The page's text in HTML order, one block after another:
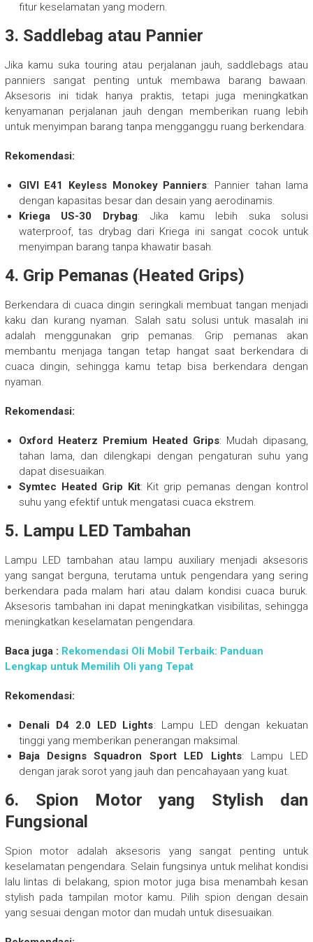
fitur keselamatan yang modern.
3. Saddlebag atau Pannier
Jika kamu suka touring atau perjalanan jauh, saddlebags atau
panniers sangat penting untuk membawa barang bawaan.
Aksesoris ini tidak hanya praktis, tetapi juga meningkatkan
kenyamanan perjalanan jauh dengan memberikan ruang lebih
untuk menyimpan barang tanpa mengganggu ruang berkendara.
Rekomendasi:
GIVI E41 Keyless Monokey Panniers: Pannier tahan lama
dengan kapasitas besar dan desain yang aerodinamis.
Kriega US-30 Drybag: Jika kamu lebih suka solusi
waterproof, tas drybag dari Kriega ini sangat cocok untuk
menyimpan barang tanpa khawatir basah.
4. Grip Pemanas (Heated Grips)
Berkendara di cuaca dingin seringkali membuat tangan menjadi
kaku dan kurang nyaman. Salah satu solusi untuk masalah ini
adalah menggunakan grip pemanas. Grip pemanas akan
membantu menjaga tangan tetap hangat saat berkendara di
cuaca dingin, sehingga kamu tetap bisa berkendara dengan
nyaman.
Rekomendasi:
Oxford Heaterz Premium Heated Grips: Mudah dipasang,
tahan lama, dan dilengkapi dengan pengaturan suhu yang
dapat disesuaikan.
Symtec Heated Grip Kit: Kit grip pemanas dengan kontrol
suhu yang efektif untuk mengatasi cuaca ekstrem.
5. Lampu LED Tambahan
Lampu LED tambahan atau lampu auxiliary menjadi aksesoris
yang sangat berguna, terutama untuk pengendara yang sering
berkendara pada malam hari atau dalam kondisi cuaca buruk.
Aksesoris tambahan ini dapat meningkatkan visibilitas, sehingga
meningkatkan keselamatan pengendara.
Baca juga : Rekomendasi Oli Mobil Terbaik: Panduan
Lengkap untuk Memilih Oli yang Tepat
Rekomendasi:
Denali D4 2.0 LED Lights: Lampu LED dengan kekuatan
tinggi yang memberikan penerangan maksimal.
Baja Designs Squadron Sport LED Lights: Lampu LED
dengan jarak sorot yang jauh dan pencahayaan yang kuat.
6. Spion Motor yang Stylish dan
Fungsional
Spion motor adalah aksesoris yang sangat penting untuk
keselamatan pengendara. Selain fungsinya untuk melihat kondisi
lalu lintas di belakang, spion motor juga bisa menambah kesan
stylish pada tampilan motor kamu. Pilih spion dengan desain
yang sesuai dengan motor dan mudah untuk disesuaikan.